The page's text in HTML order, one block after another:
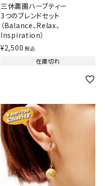
三休農園ハーブティー
3つのブレンドセット
（Balance、Relax、
Inspiration）
¥2,500 税込
在庫切れ